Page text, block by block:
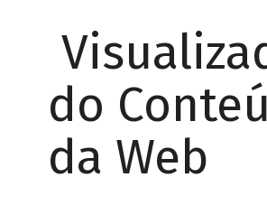
do
da Web